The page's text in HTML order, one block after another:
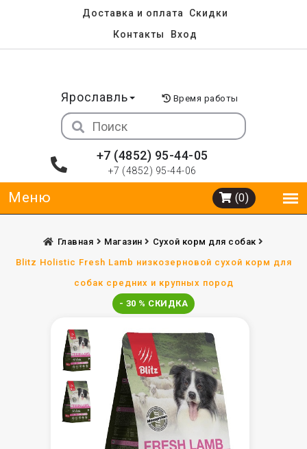
Доставка и оплата
Скидки
Контакты
Вход
Ярославль Время работы
+7 (4852) 95-44-05
+7 (4852) 95-44-06
(0)
Главная Магазин
Сухой корм для собак
Blitz Holistic Fresh Lamb низкозерновой сухой корм для
собак средних и крупных пород
- 30 % СКИДКА